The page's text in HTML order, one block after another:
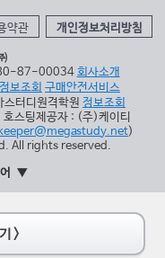
약관 개인정보처리방침
87-00034회사소개
정보조회 구매안전서비스
터디원격학원 정보조회
스팅제공자 : (주)케이티
)
All rights reserved.
>